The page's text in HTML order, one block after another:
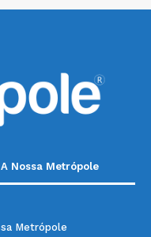
A Nossa Metrópole
Metrópole